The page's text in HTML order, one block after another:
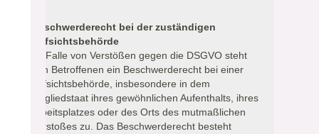
Beschwerderecht bei der zuständigen
Aufsichtsbehörde
Im Falle von Verstößen gegen die DSGVO steht
den Betroffenen ein Beschwerderecht bei einer
Aufsichtsbehörde, insbesondere in dem
Mitgliedstaat ihres gewöhnlichen Aufenthalts, ihres
Arbeitsplatzes oder des Orts des mutmaßlichen
Verstoßes zu. Das Beschwerderecht besteht